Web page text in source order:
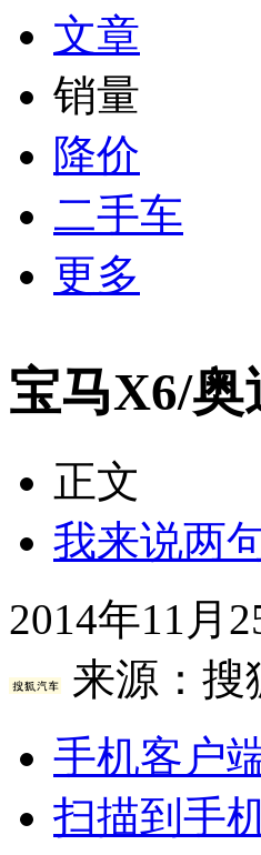
文章
销量
降价
二手车
更多
宝马X6/奥
正文
我来说两
2014年11月
来源： 搜
手机客户
扫描到手